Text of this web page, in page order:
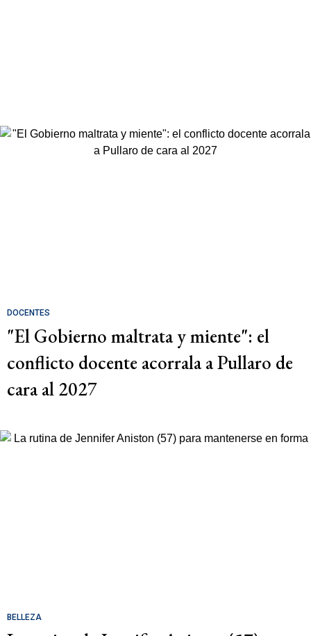
DOCENTES
"El Gobierno maltrata y miente": el
conflicto docente acorrala a Pullaro de
cara al 2027
BELLEZA